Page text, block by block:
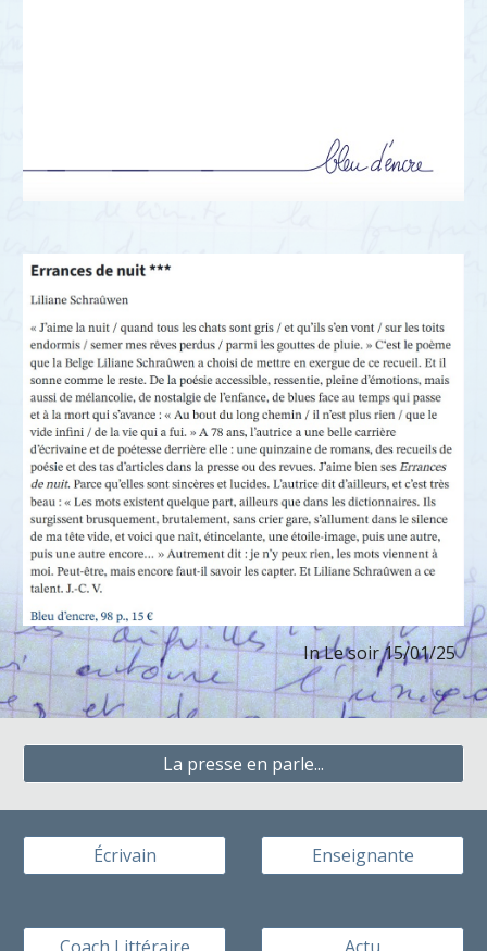
In Le soir 15/01/25
La presse en parle...
Écrivain Enseignante